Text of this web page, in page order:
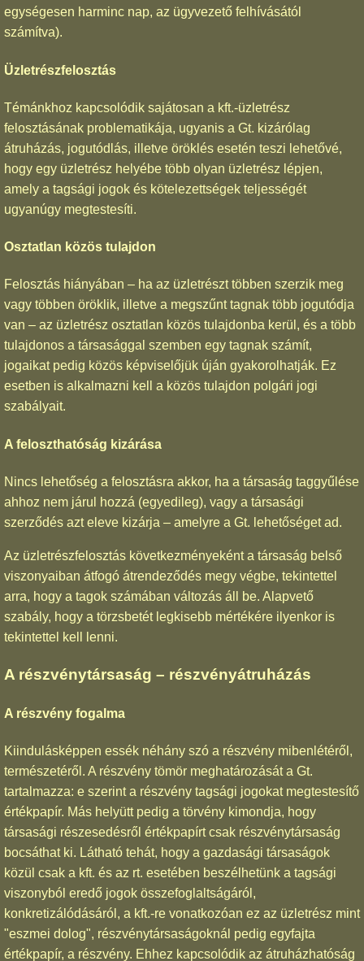
egységesen harminc nap, az ügyvezető felhívásától
számítva).
Üzletrészfelosztás
Témánkhoz kapcsolódik sajátosan a kft.-üzletrész
felosztásának problematikája, ugyanis a Gt. kizárólag
átruházás, jogutódlás, illetve öröklés esetén teszi lehetővé,
hogy egy üzletrész helyébe több olyan üzletrész lépjen,
amely a tagsági jogok és kötelezettségek teljességét
ugyanúgy megtestesíti.
Osztatlan közös tulajdon
Felosztás hiányában – ha az üzletrészt többen szerzik meg
vagy többen öröklik, illetve a megszűnt tagnak több jogutódja
van – az üzletrész osztatlan közös tulajdonba kerül, és a több
tulajdonos a társasággal szemben egy tagnak számít,
jogaikat pedig közös képviselőjük úján gyakorolhatják. Ez
esetben is alkalmazni kell a közös tulajdon polgári jogi
szabályait.
A feloszthatóság kizárása
Nincs lehetőség a felosztásra akkor, ha a társaság taggyűlése
ahhoz nem járul hozzá (egyedileg), vagy a társasági
szerződés azt eleve kizárja – amelyre a Gt. lehetőséget ad.
Az üzletrészfelosztás következményeként a társaság belső
viszonyaiban átfogó átrendeződés megy végbe, tekintettel
arra, hogy a tagok számában változás áll be. Alapvető
szabály, hogy a törzsbetét legkisebb mértékére ilyenkor is
tekintettel kell lenni.
A részvénytársaság – részvényátruházás
A részvény fogalma
Kiindulásképpen essék néhány szó a részvény mibenlétéről,
természetéről. A részvény tömör meghatározását a Gt.
tartalmazza: e szerint a részvény tagsági jogokat megtestesítő
értékpapír. Más helyütt pedig a törvény kimondja, hogy
társasági részesedésről értékpapírt csak részvénytársaság
bocsáthat ki. Látható tehát, hogy a gazdasági társaságok
közül csak a kft. és az rt. esetében beszélhetünk a tagsági
viszonyból eredő jogok összefoglaltságáról,
konkretizálódásáról, a kft.-re vonatkozóan ez az üzletrész mint
"eszmei dolog", részvénytársaságoknál pedig egyfajta
értékpapír, a részvény. Ehhez kapcsolódik az átruházhatóság